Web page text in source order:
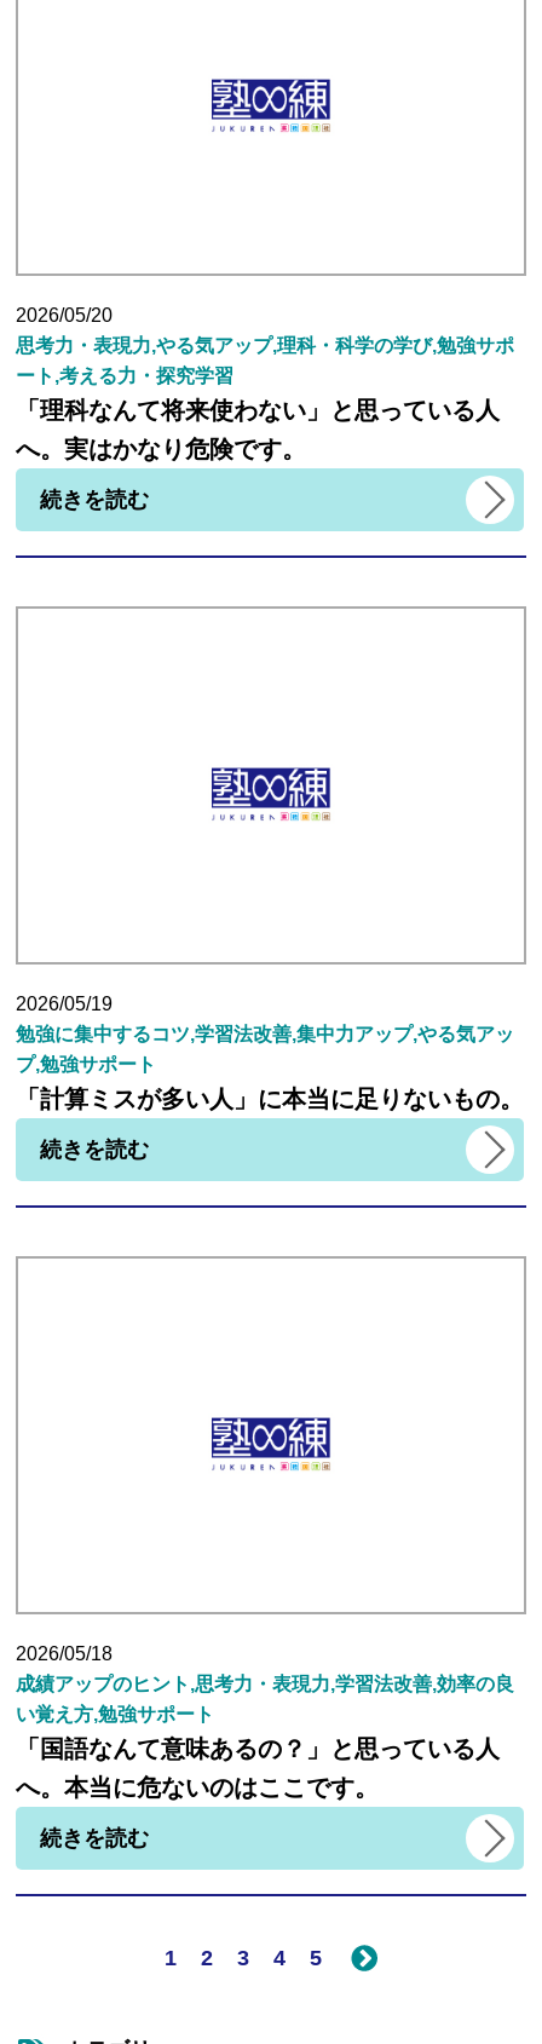
2026/05/20
思考力・表現力,やる気アップ,理科・科学の学び,勉強サポ
ート,考える力・探究学習
「理科なんて将来使わない」と思っている人
へ。実はかなり危険です。
続きを読む
2026/05/19
勉強に集中するコツ,学習法改善,集中力アップ,やる気アッ
プ,勉強サポート
「計算ミスが多い人」に本当に足りないもの。
続きを読む
2026/05/18
成績アップのヒント,思考力・表現力,学習法改善,効率の良
い覚え方,勉強サポート
「国語なんて意味あるの？」と思っている人
へ。本当に危ないのはここです。
続きを読む
1 2 3 4 5